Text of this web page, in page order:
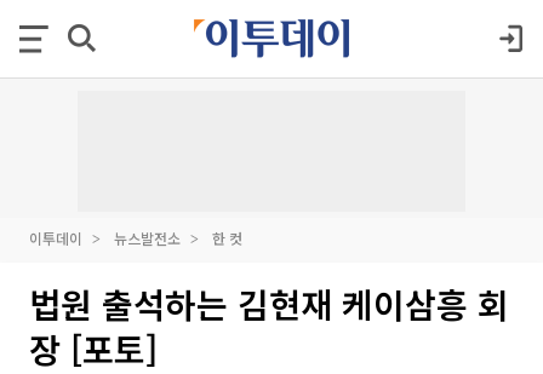
이투데이 뉴스발전소 한 컷
법원 출석하는 김현재 케이삼흥 회
장 [포토]